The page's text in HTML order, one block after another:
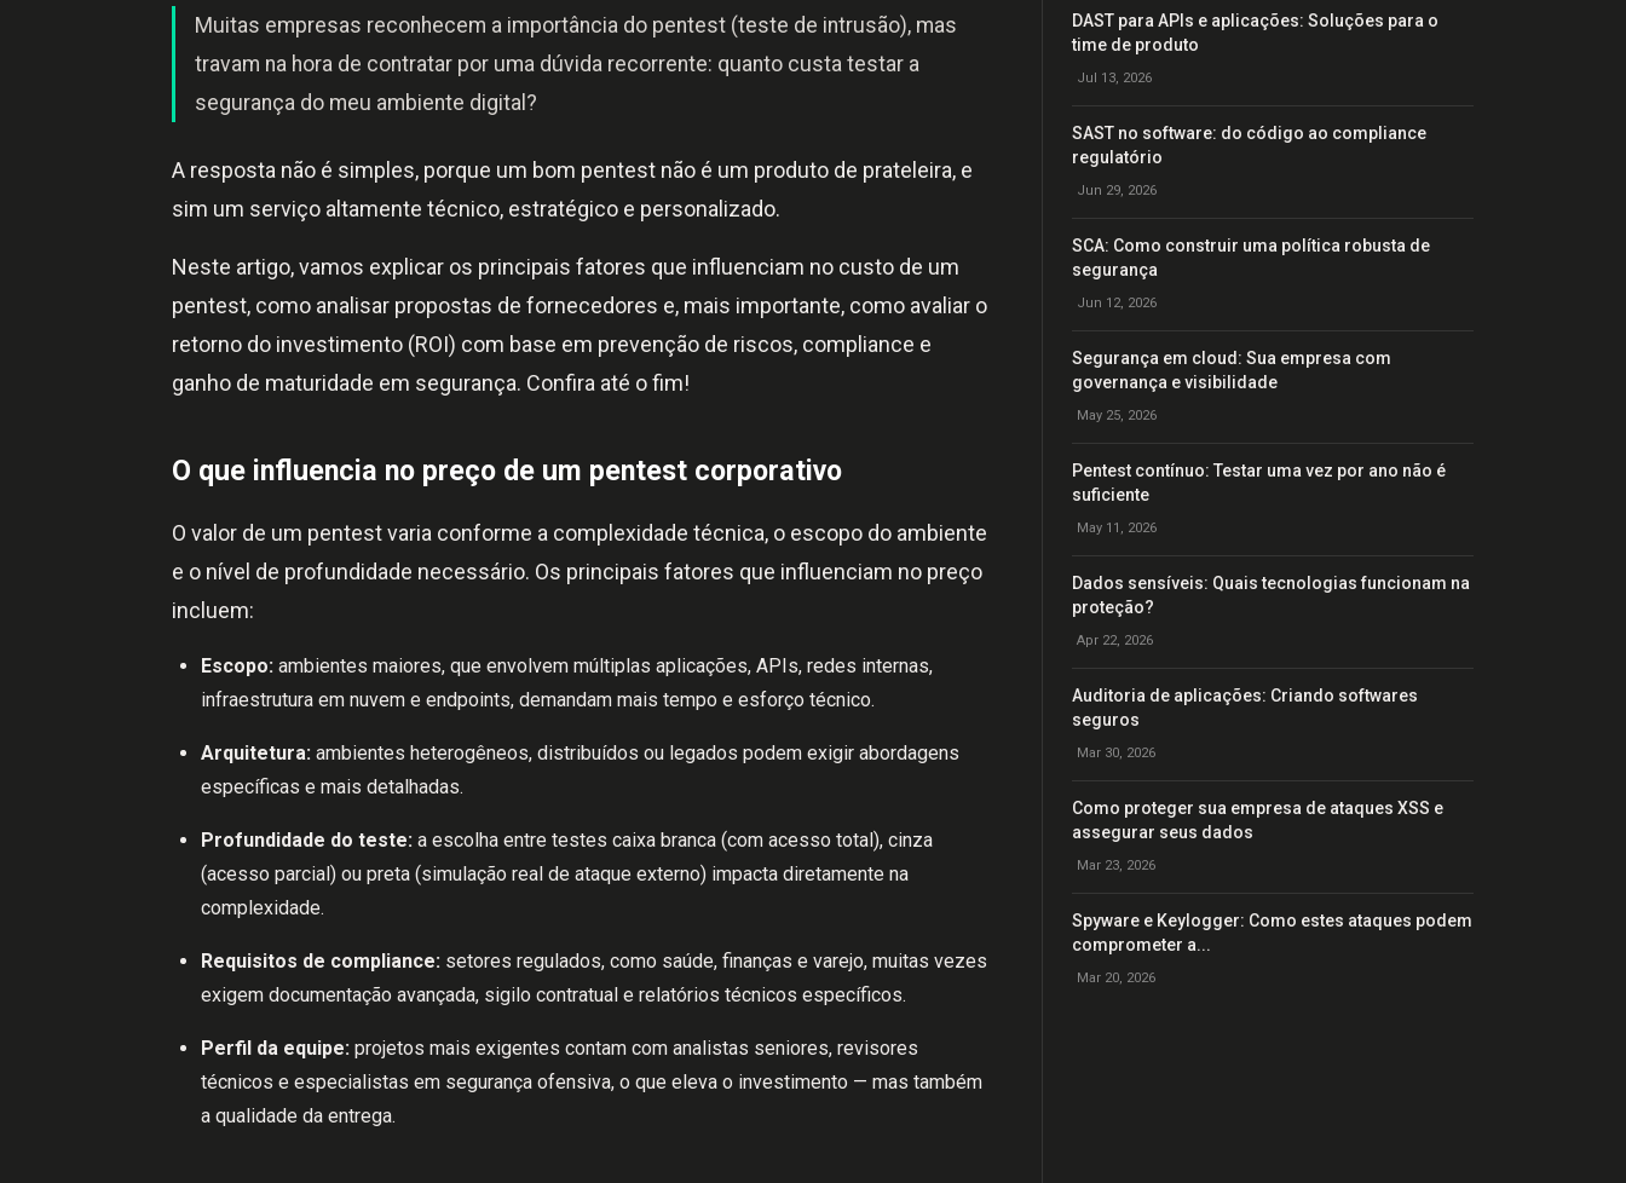
Muitas empresas reconhecem a importância do pentest (teste de intrusão), mas
travam na hora de contratar por uma dúvida recorrente: quanto custa testar a
segurança do meu ambiente digital?
A resposta não é simples, porque um bom pentest não é um produto de prateleira, e
sim um serviço altamente técnico, estratégico e personalizado.
Neste artigo, vamos explicar os principais fatores que influenciam no custo de um
pentest, como analisar propostas de fornecedores e, mais importante, como avaliar o
retorno do investimento (ROI) com base em prevenção de riscos, compliance e
ganho de maturidade em segurança. Confira até o fim!
O que influencia no preço de um pentest corporativo
O valor de um pentest varia conforme a complexidade técnica, o escopo do ambiente
e o nível de profundidade necessário. Os principais fatores que influenciam no preço
incluem:
Escopo: ambientes maiores, que envolvem múltiplas aplicações, APIs, redes internas,
infraestrutura em nuvem e endpoints, demandam mais tempo e esforço técnico.
Arquitetura: ambientes heterogêneos, distribuídos ou legados podem exigir abordagens
específicas e mais detalhadas.
Profundidade do teste: a escolha entre testes caixa branca (com acesso total), cinza
(acesso parcial) ou preta (simulação real de ataque externo) impacta diretamente na
complexidade.
Requisitos de compliance: setores regulados, como saúde, finanças e varejo, muitas vezes
exigem documentação avançada, sigilo contratual e relatórios técnicos específicos.
Perfil da equipe: projetos mais exigentes contam com analistas seniores, revisores
técnicos e especialistas em segurança ofensiva, o que eleva o investimento — mas também
a qualidade da entrega.
DAST para APIs e aplicações: Soluções para o
time de produto
Jul 13, 2026
SAST no software: do código ao compliance
regulatório
Jun 29, 2026
SCA: Como construir uma política robusta de
segurança
Jun 12, 2026
Segurança em cloud: Sua empresa com
governança e visibilidade
May 25, 2026
Pentest contínuo: Testar uma vez por ano não é
suficiente
May 11, 2026
Dados sensíveis: Quais tecnologias funcionam na
proteção?
Apr 22, 2026
Auditoria de aplicações: Criando softwares
seguros
Mar 30, 2026
Como proteger sua empresa de ataques XSS e
assegurar seus dados
Mar 23, 2026
Spyware e Keylogger: Como estes ataques podem
comprometer a...
Mar 20, 2026